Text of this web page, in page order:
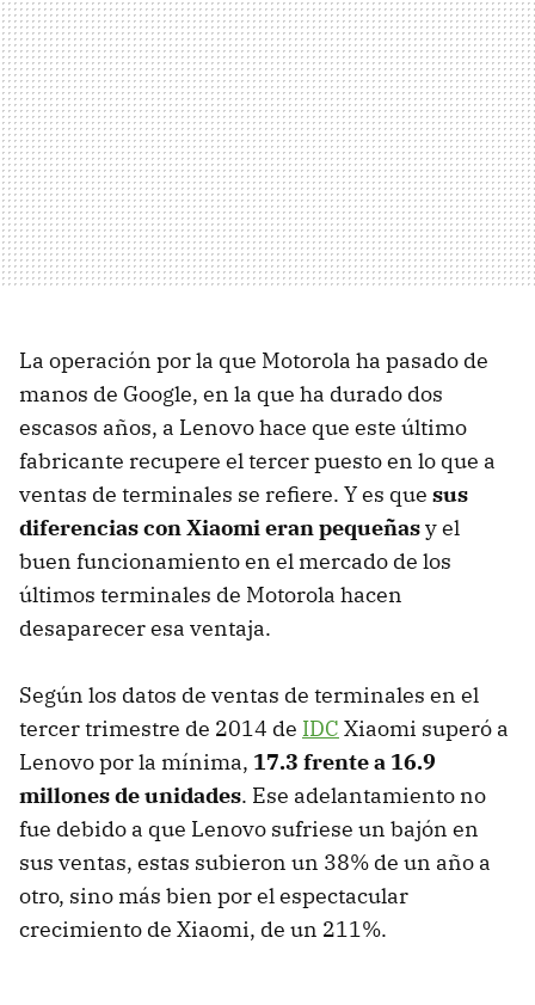
La operación por la que Motorola ha pasado de
manos de Google, en la que ha durado dos
escasos años, a Lenovo hace que este último
fabricante recupere el tercer puesto en lo que a
ventas de terminales se refiere. Y es que sus
diferencias con Xiaomi eran pequeñasy el
buen funcionamiento en el mercado de los
últimos terminales de Motorola hacen
desaparecer esa ventaja.
Según los datos de ventas de terminales en el
tercer trimestre de 2014 de IDC Xiaomi superó a
Lenovo por la mínima, 17.3 frente a 16.9
millones de unidades. Ese adelantamiento no
fue debido a que Lenovo sufriese un bajón en
sus ventas, estas subieron un 38% de un año a
otro, sino más bien por el espectacular
crecimiento de Xiaomi, de un 211%.